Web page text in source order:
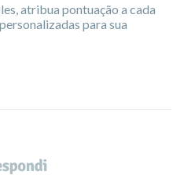
atribua pontuação a cada
para sua